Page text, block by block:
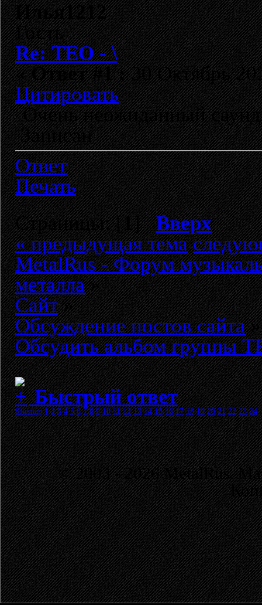
Илья1212
Гость
Re: ТЕО - \
«Ответ #1 :30 Октябрь
Цитировать
Очень неожиданный
Записан
Ответ
Печать
Страницы: [1]Вверх
« предыдущая тема
MetalRus - Форум
металла»
Сайт»
Обсуждение постов сайта»
Обсудить альбом группы
Быстрый ответ
Sitemap 1 2 3 4 5 6 7 8 9 10 11 12 13 14 15 16 17 18 19 20 21 22 23 24
© 2003 - 2026 MetalRus.